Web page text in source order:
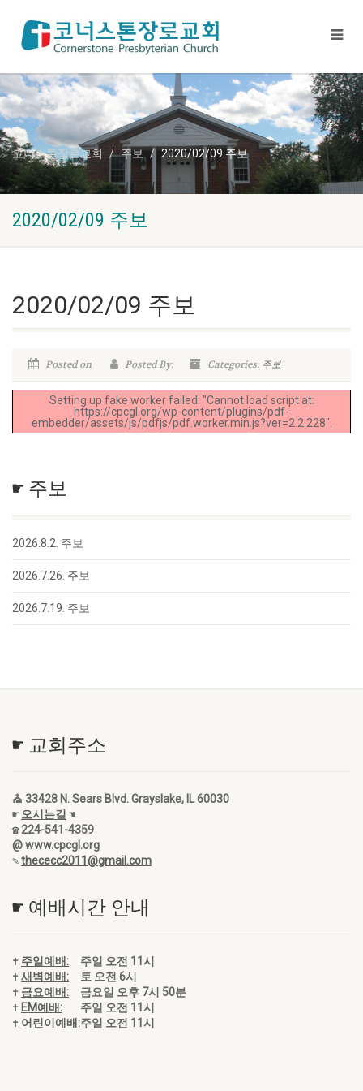
코너스톤장로교회 주보 2020/02/09 주보
2020/02/09 주보
2020/02/09 주보
Posted on Posted By: Categories:주보
Setting up fake worker failed: "Cannot load script at:
https://cpcgl.org/wp-content/plugins/pdf-
embedder/assets/js/pdfjs/pdf.worker.min.js?ver=2.2.228".
☛ 주보
2026.8.2. 주보
2026.7.26. 주보
2026.7.19. 주보
☛ 교회주소
⛪ 33428 N. Sears Blvd. Grayslake, IL 60030
☛ 오시는길 ☚
☎ 224-541-4359
@ www.cpcgl.org
✎thececc2011@gmail.com
☛ 예배시간 안내
✝ 주일예배:
주일 오전 11시
✝새벽예배:
토 오전 6시
✝ 금요예배:
금요일 오후 7시 50분
✝ EM예배:
주일 오전 11시
✝ 어린이예배:주일 오전 11시